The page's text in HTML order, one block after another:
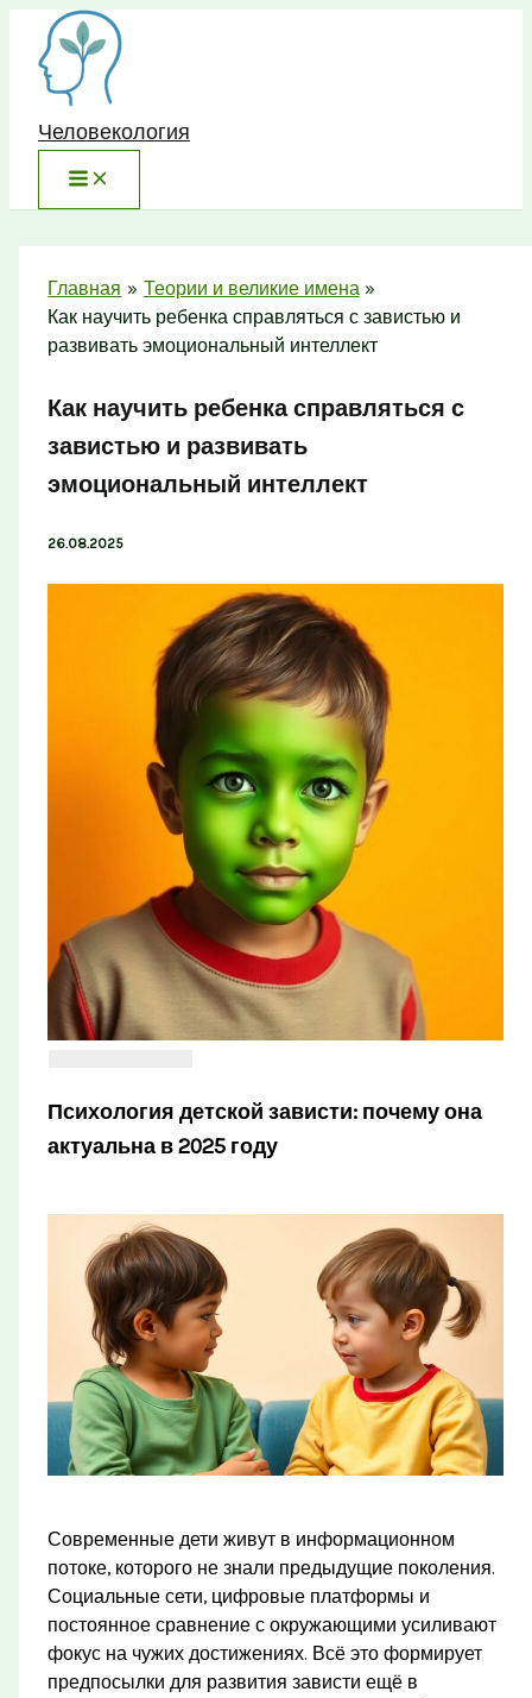
Перейти
содержимому
Человекология
Главная
Теории и великие имена
Как научить ребенка справляться с завистью и
развивать эмоциональный интеллект
Как научить ребенка справляться с
завистью и развивать
эмоциональный интеллект
26.08.2025
Психология детской зависти: почему она
актуальна в 2025 году
Современные дети живут в информационном
потоке, которого не знали предыдущие поколения.
Социальные сети, цифровые платформы и
постоянное сравнение с окружающими усиливают
фокус на чужих достижениях. Всё это формирует
предпосылки для развития зависти ещё в